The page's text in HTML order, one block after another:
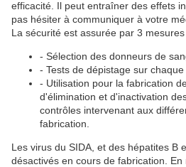
efficacité. Il peut entraîner des effets
pas hésiter à communiquer à votre
La sécurité est assurée par 3 mesures
- Sélection des donneurs de
- Tests de dépistage sur
- Utilisation pour la fabrication
d'élimination et d'inactivation
contrôles intervenant aux
fabrication.
Les virus du SIDA, et des hépatites B
désactivés en cours de fabrication.